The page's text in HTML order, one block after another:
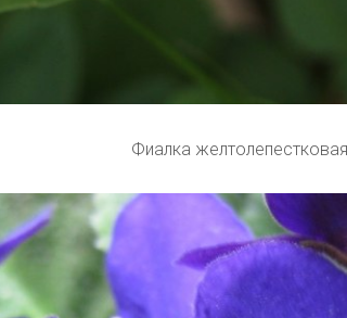
Фиалка желтолепестковая